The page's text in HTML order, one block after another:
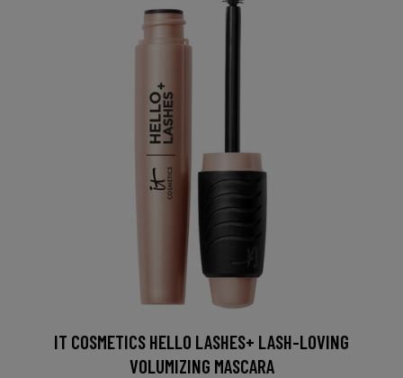
IT COSMETICS HELLO LASHES+ LASH-LOVING
VOLUMIZING MASCARA